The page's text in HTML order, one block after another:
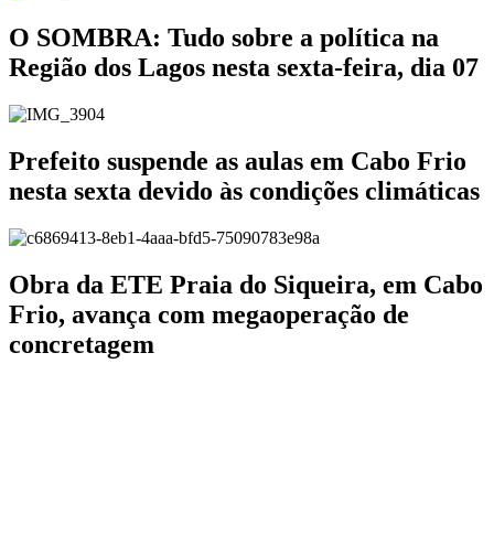
O SOMBRA: Tudo sobre a política na
Região dos Lagos nesta sexta-feira, dia 07
Prefeito suspende as aulas em Cabo Frio
nesta sexta devido às condições climáticas
Obra da ETE Praia do Siqueira, em Cabo
Frio, avança com megaoperação de
concretagem